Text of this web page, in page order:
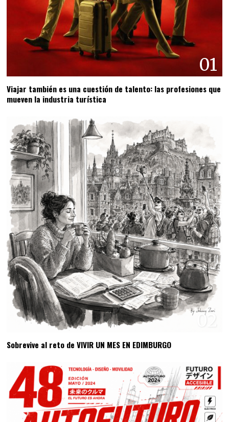
01
Viajar también es una cuestión de talento: las profesiones que
mueven la industria turística
02
Sobrevive al reto de VIVIR UN MES EN EDIMBURGO